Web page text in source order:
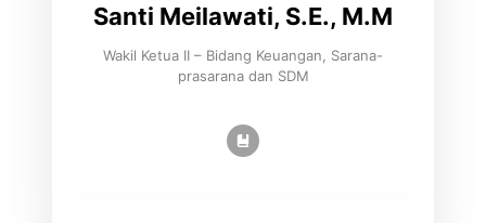
Santi Meilawati, S.E., M.M
Wakil Ketua II – Bidang Keuangan, Sarana-
prasarana dan SDM